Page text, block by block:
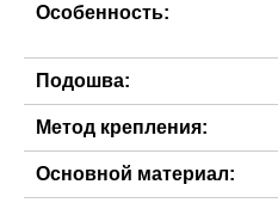
Особенность:
Подошва:
Метод крепления:
Оcновной материал: